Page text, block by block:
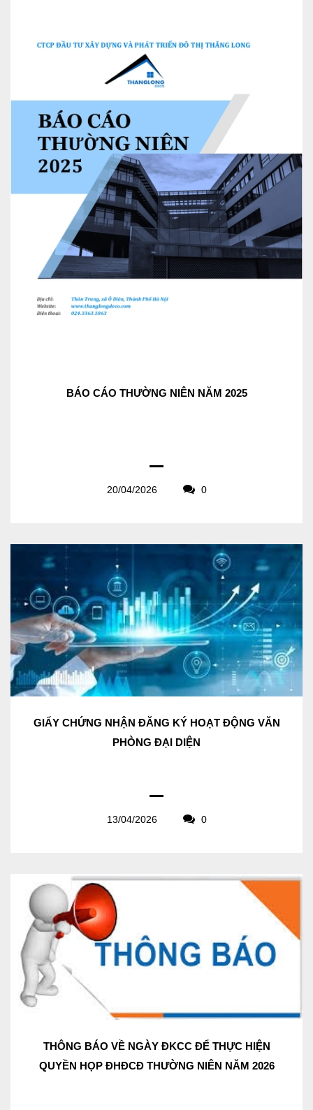
BÁO CÁO THƯỜNG NIÊN NĂM 2025
20/04/2026 0
GIẤY CHỨNG NHẬN ĐĂNG KÝ HOẠT ĐỘNG VĂN
PHÒNG ĐẠI DIỆN
13/04/2026 0
THÔNG BÁO VỀ NGÀY ĐKCC ĐỂ THỰC HIỆN
QUYỀN HỌP ĐHĐCĐ THƯỜNG NIÊN NĂM 2026